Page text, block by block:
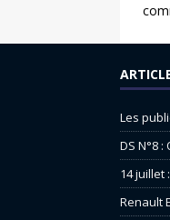
Les
DS N°8
14 juillet
Renault